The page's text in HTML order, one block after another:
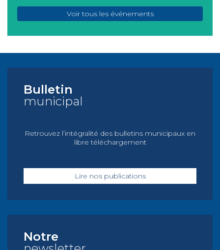
Voir tous les événements
Bulletin
municipal
Retrouvez l’intégralité des bulletins municipaux en
libre téléchargement
Lire nos publications
Notre